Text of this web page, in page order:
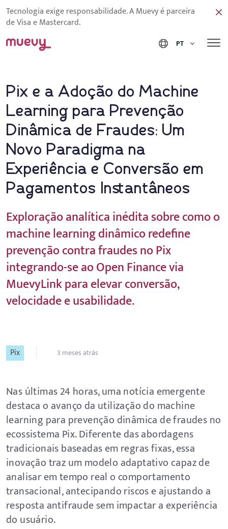
Tecnologia exige responsabilidade. A Muevy é parceira
de Visa e Mastercard.
PT
Pix e a Adoção do Machine
Learning para Prevenção
Dinâmica de Fraudes: Um
Novo Paradigma na
Experiência e Conversão em
Pagamentos Instantâneos
Exploração analítica inédita sobre como o
machine learning dinâmico redefine
prevenção contra fraudes no Pix
integrando-se ao Open Finance via
MuevyLink para elevar conversão,
velocidade e usabilidade.
Pix 3 meses atrás
Nas últimas 24 horas, uma notícia emergente
destaca o avanço da utilização do machine
learning para prevenção dinâmica de fraudes no
ecossistema Pix. Diferente das abordagens
tradicionais baseadas em regras fixas, essa
inovação traz um modelo adaptativo capaz de
analisar em tempo real o comportamento
transacional, antecipando riscos e ajustando a
resposta antifraude sem impactar a experiência
do usuário.